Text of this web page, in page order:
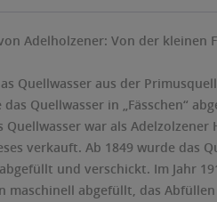
Adelholzener: Von der kleinen
Quellwasser aus der
Quellwasser in „Fässchen“
Quellwasser war als
verkauft. Ab 1849 wurde das
und verschickt. Im Jahr
maschinell abgefüllt, das